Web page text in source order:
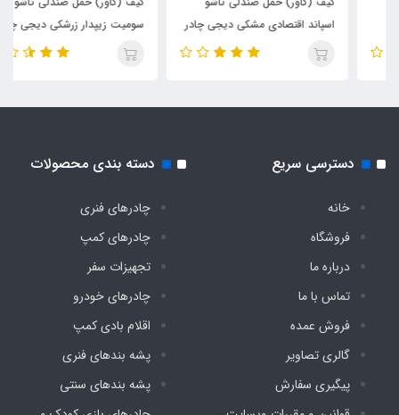
اسپاند اقتصادی مشکی دیجی چادر
سومیت زیپدار زرشکی دیجی چادر
دسترسی سریع
خانه
فروشگاه
درباره ما
تماس با ما
فروش عمده
گالری تصاویر
پیگیری سفارش
دسته بندی محصولات
چادرهای فنری
چادرهای کمپ
تجهیزات سفر
چادرهای خودرو
اقلام بادی کمپ
پشه‌ بندهای فنری
پشه‌ بندهای سنتی